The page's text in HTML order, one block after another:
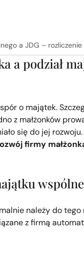
a JDG –
a podział
o majątek.
z małżonków
się do jej
firmy
należy do tego
z firmą